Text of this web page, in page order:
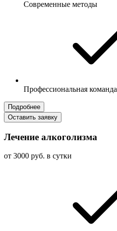
Современные методы
Профессиональная команда
Подробнее
Оставить заявку
Лечение алкоголизма
от 3000 руб. в сутки